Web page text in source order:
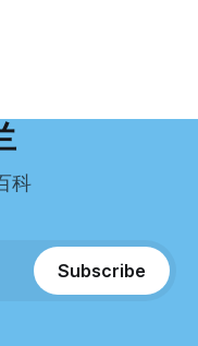
分，而申请要求是58
产处置是否合理仍待核
科
Subscribe